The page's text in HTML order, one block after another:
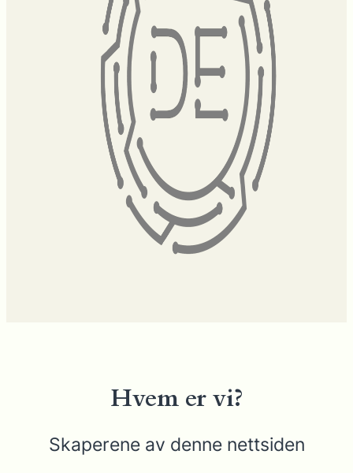
Hvem er vi?
Skaperene av denne nettsiden